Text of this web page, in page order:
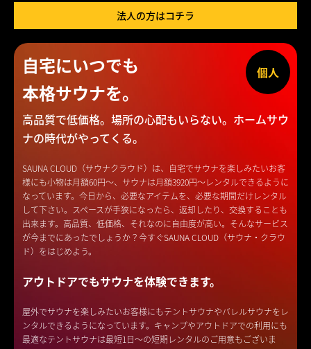
法人の方はコチラ
個人
自宅にいつでも
本格サウナを。
高品質で低価格。場所の心配もいらない。 ホームサウ
ナの時代がやってくる。
SAUNA CLOUD（サウナクラウド）は、自宅でサウナを楽しみたいお客
様にも小物は月額60円～、サウナは月額3920円～レンタルできるように
なっています。今日から、必要なアイテムを、必要な期間だけレンタル
して下さい。スペースが手狭になったら、返却したり、交換することも
出来ます。高品質、低価格、それなのに自由度が高い。そんなサービス
が今までにあったでしょうか？今すぐSAUNA CLOUD（サウナ・クラウ
ド）をはじめよう。
アウトドアでもサウナを体験できます。
屋外でサウナを楽しみたいお客様にもテントサウナやバレルサウナをレ
ンタルできるようになっています。キャンプやアウトドアでの利用にも
最適なテントサウナは最短1日〜の短期レンタルのご用意もございま